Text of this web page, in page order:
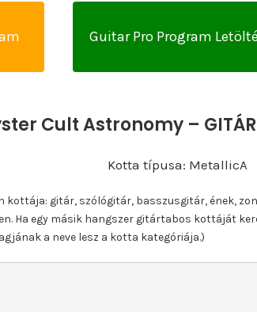
Guitar Pro Program
Cult Astronomy – GITÁR
Kotta típusa: MetallicA
kottája: gitár, szólógitár, basszusgitár, ének,
Ha egy másik hangszer gitártabos kottáját
a neve lesz a kotta kategóriája.)